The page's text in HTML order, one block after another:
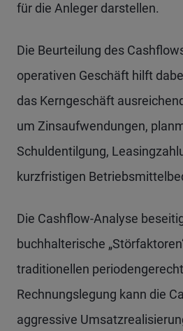
für die Anleger darstellen.
Die Beurteilung des
operativen Geschäft hilft
das Kerngeschäft
um Zinsaufwendungen,
Schuldentilgung,
kurzfristigen
Die Cashflow-Analyse
buchhalterische
traditionellen
Rechnungslegung kann die
aggressive